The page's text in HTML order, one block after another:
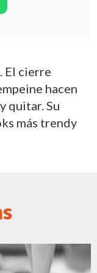
El cierre
hacen
quitar. Su
más trendy